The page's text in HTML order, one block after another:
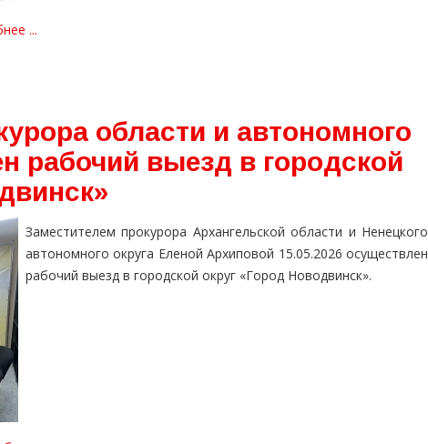
...
области и автономного
рабочий выезд в городской
Заместителем прокурора Архангельской области и Ненецкого
автономного округа Еленой Архиповой 15.05.2026 осуществлен
рабочий выезд в городской округ «Город Новодвинск».